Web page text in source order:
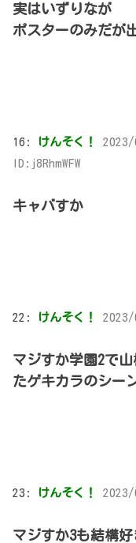
実はいずりなが
ポスターのみだが
16: けんそく！
ID:j8RhmWFW
キャバすか
22: けんそく！
マジすか学園2で
たゲキカラのシー
23: けんそく！
マジすか3も結構好